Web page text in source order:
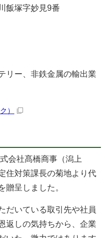
飯塚字妙見9番
、非鉄金属の輸出業
）
会社髙橋商事（潟上
住対策課長の菊地より代
贈呈しました。
だいている取引先や社員
返しの気持ちから、企業